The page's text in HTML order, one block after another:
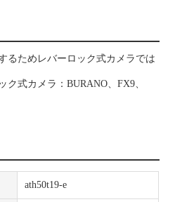
るためレバーロック式カメラでは
式カメラ：BURANO、FX9、
ath50t19-e